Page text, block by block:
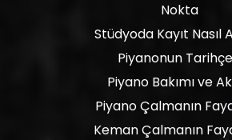
Nokta
Stüdyoda Kayıt Nasıl
Piyanonun
Piyano Bakımı ve
Piyano Çalmanın
Keman Çalmanın